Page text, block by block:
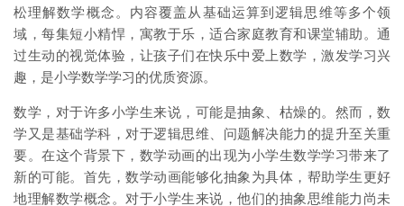
松理解数学概念。内容覆盖从基础运算到逻辑思维等多个领
域，每集短小精悍，寓教于乐，适合家庭教育和课堂辅助。通
过生动的视觉体验，让孩子们在快乐中爱上数学，激发学习兴
趣，是小学数学学习的优质资源。
数学，对于许多小学生来说，可能是抽象、枯燥的。然而，数
学又是基础学科，对于逻辑思维、问题解决能力的提升至关重
要。在这个背景下，数学动画的出现为小学生数学学习带来了
新的可能。首先，数学动画能够化抽象为具体，帮助学生更好
地理解数学概念。对于小学生来说，他们的抽象思维能力尚未